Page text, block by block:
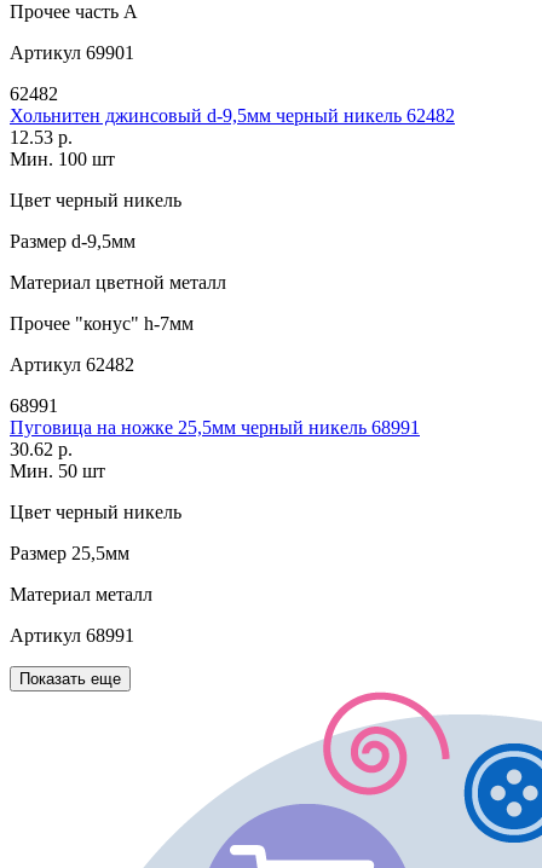
Прочее часть A
Артикул 69901
62482
Хольнитен джинсовый d-9,5мм черный никель 62482
12.53 р.
Мин. 100 шт
Цвет черный никель
Размер d-9,5мм
Материал цветной металл
Прочее "конус" h-7мм
Артикул 62482
68991
Пуговица на ножке 25,5мм черный никель 68991
30.62 р.
Мин. 50 шт
Цвет черный никель
Размер 25,5мм
Материал металл
Артикул 68991
Показать еще